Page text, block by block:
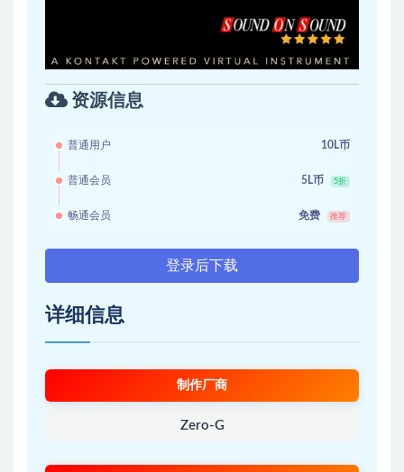
资源信息
普通用户 10L币
普通会员 5L币 5折
畅通会员 免费 推荐
登录后下载
详细信息
制作厂商
Zero-G